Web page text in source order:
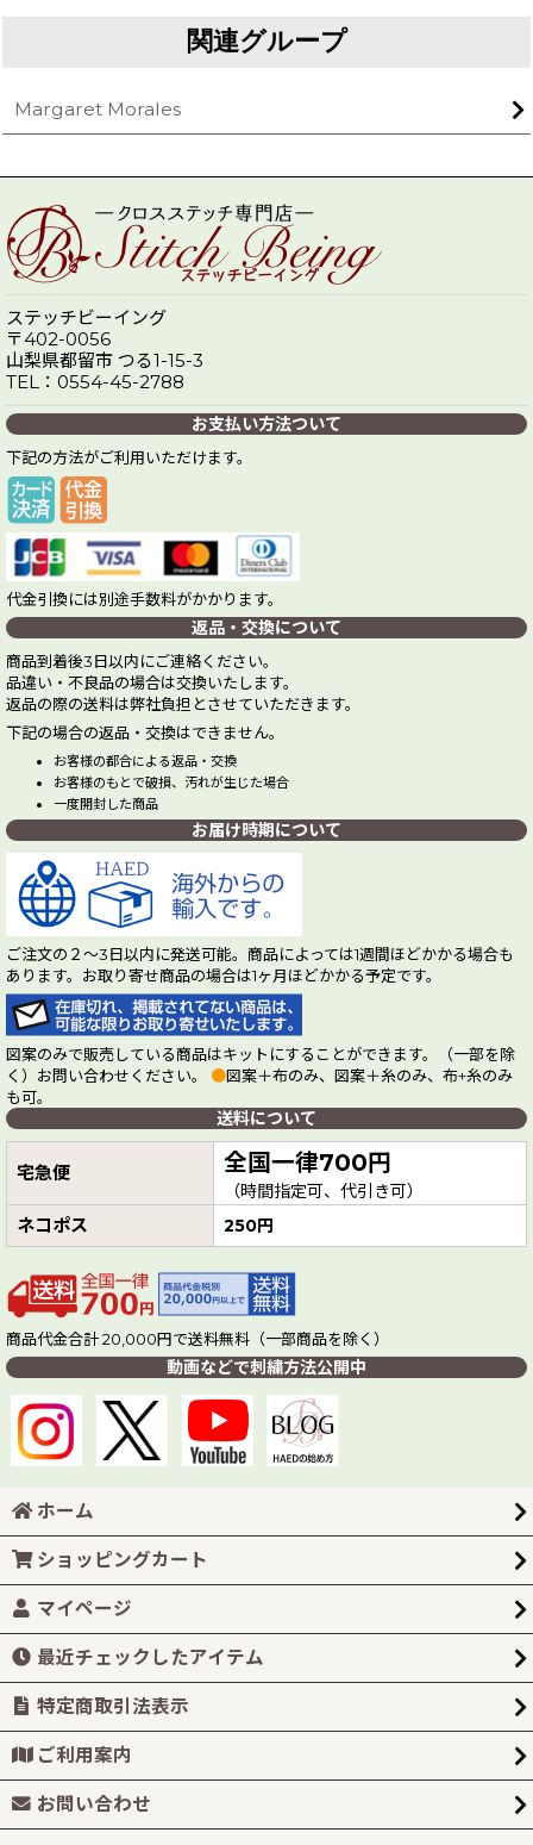
関連グループ
Margaret Morales
ステッチビーイング
〒402-0056
山梨県都留市 つる1-15-3
TEL：0554-45-2788
お支払い方法ついて
下記の方法がご利用いただけます。
代金引換には別途手数料がかかります。
返品・交換について
商品到着後3日以内にご連絡ください。
品違い・不良品の場合は交換いたします。
返品の際の送料は弊社負担とさせていただきます。
下記の場合の返品・交換はできません。
お客様の都合による返品・交換
お客様のもとで破損、汚れが生じた場合
一度開封した商品
お届け時期について
ご注文の２～3日以内に発送可能。商品によっては1週間ほどかかる場合も
あります。お取り寄せ商品の場合は1ヶ月ほどかかる予定です。
図案のみで販売している商品はキットにすることができます。（一部を除
く）お問い合わせください。 ●図案＋布のみ、図案＋糸のみ、布+糸のみ
も可。
送料について
宅急便 全国一律700円
（時間指定可、代引き可）
ネコポス 250円
商品代金合計 20,000円で送料無料（一部商品を除く）
動画などで刺繍方法公開中
ホーム
ショッピングカート
マイページ
最近チェックしたアイテム
特定商取引法表示
ご利用案内
お問い合わせ